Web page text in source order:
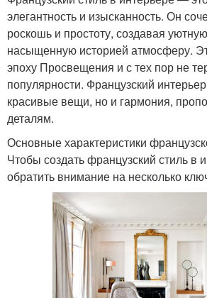
элегантность и изысканность. Он
роскошь и простоту, создавая
насыщенную историей атмосферу.
эпоху Просвещения и с тех пор не
популярности. Французский
красивые вещи, но и гармония,
деталям.
Основные характеристики
Чтобы создать французский стиль в
обратить внимание на несколько